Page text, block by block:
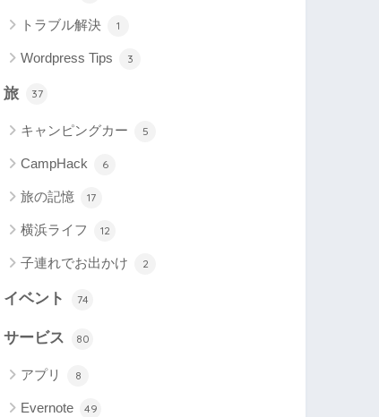
トラブル解決 1
Wordpress Tips 3
旅 37
キャンピングカー 5
CampHack 6
旅の記憶 17
横浜ライフ 12
子連れでお出かけ 2
イベント 74
サービス 80
アプリ 8
Evernote 49